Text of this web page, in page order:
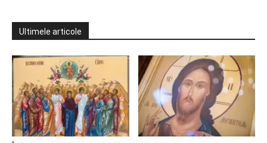
Ultimele articole